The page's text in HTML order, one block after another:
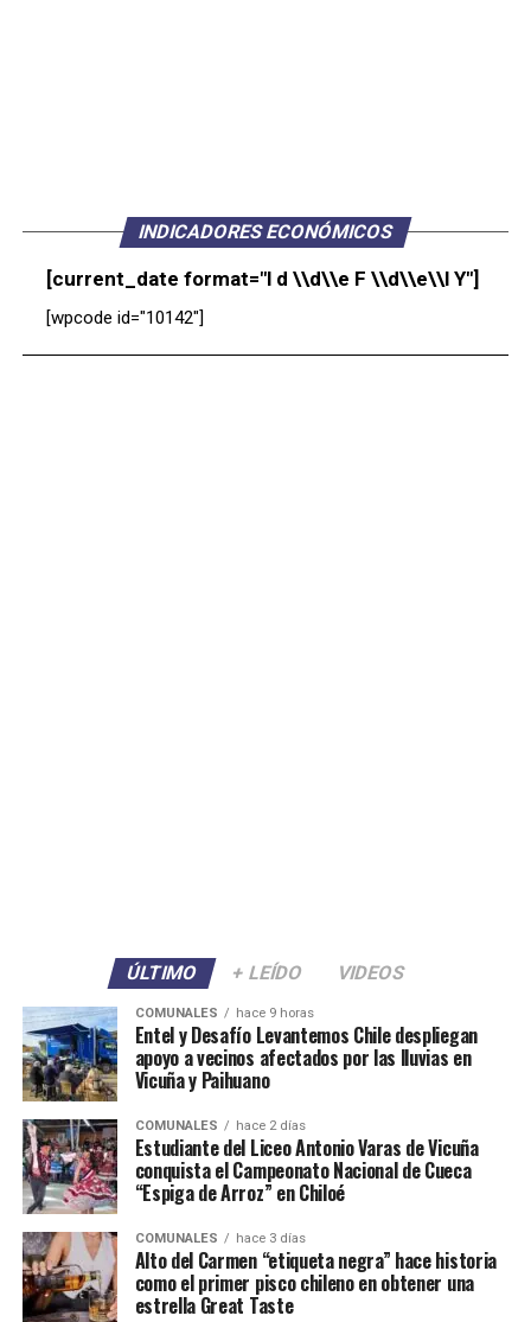
INDICADORES ECONÓMICOS
[current_date format="l d \\d\\e F \\d\\e\\l Y"]
[wpcode id="10142"]
ÚLTIMO + LEÍDO VIDEOS
COMUNALES hace 9 horas
Entel y Desafío Levantemos Chile despliegan
apoyo a vecinos afectados por las lluvias en
Vicuña y Paihuano
COMUNALES hace 2 días
Estudiante del Liceo Antonio Varas de Vicuña
conquista el Campeonato Nacional de Cueca
“Espiga de Arroz” en Chiloé
COMUNALES hace 3 días
Alto del Carmen “etiqueta negra” hace historia
como el primer pisco chileno en obtener una
estrella Great Taste